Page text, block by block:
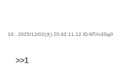
10 : 2025/12/02(火) 20:42:11.12 ID:NT//v3Sg0
>>1